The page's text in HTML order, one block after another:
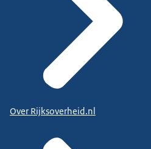
Over Rijksoverheid.nl